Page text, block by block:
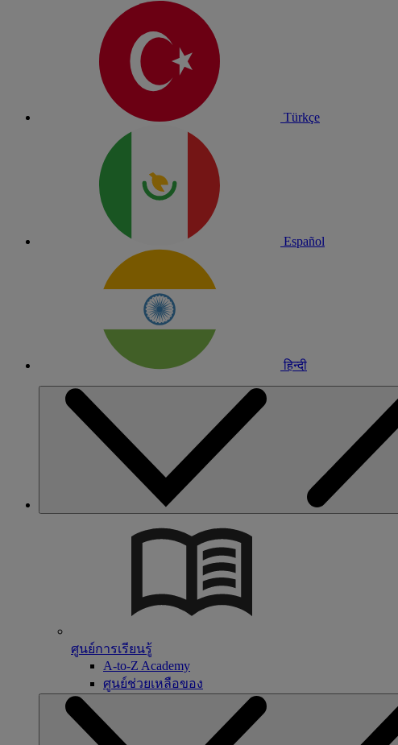
Türkçe
Español
हिन्दी
ศูนย์การเรียนรู้
A-to-Z Academy
ศูนย์ช่วยเหลือของ